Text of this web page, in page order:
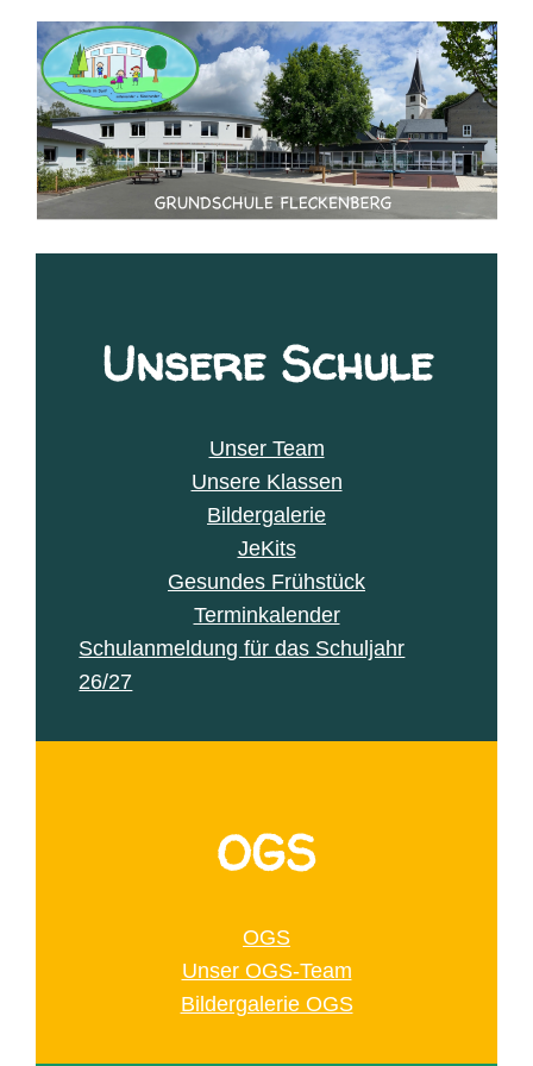
Unsere Schule
Unser Team
Unsere Klassen
Bildergalerie
JeKits
Gesundes Frühstück
Terminkalender
Schulanmeldung für das Schuljahr
26/27
OGS
OGS
Unser OGS-Team
Bildergalerie OGS